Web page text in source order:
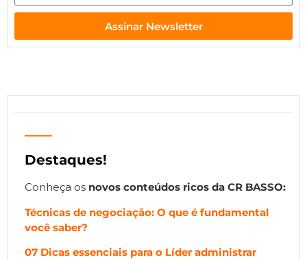
Assinar Newsletter
Destaques!
Conheça os novos conteúdos ricos da CR BASSO:
Técnicas de negociação: O que é fundamental
você saber?
07 Dicas essenciais para o Líder administrar